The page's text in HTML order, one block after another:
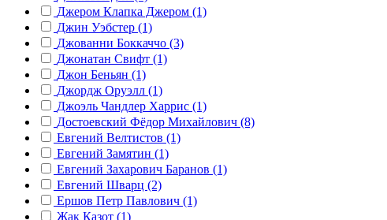
Джером Клапка Джером (1)
Джин Уэбстер (1)
Джованни Боккаччо (3)
Джонатан Свифт (1)
Джон Беньян (1)
Джордж Оруэлл (1)
Джоэль Чандлер Харрис (1)
Достоевский Фёдор Михайлович (8)
Евгений Велтистов (1)
Евгений Замятин (1)
Евгений Захарович Баранов (1)
Евгений Шварц (2)
Ершов Петр Павлович (1)
Жак Казот (1)